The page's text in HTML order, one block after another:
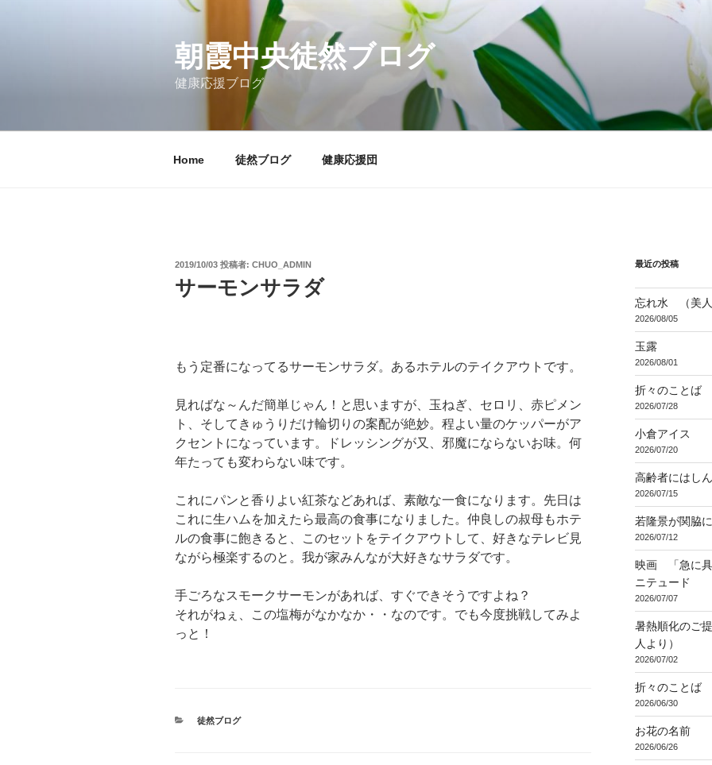
朝霞中央徒然ブログ
健康応援ブログ
Home 徒然ブログ 健康応援団
投
日:
2019/10/03 投稿者: CHUO_ADMIN
サーモンサラダ
もう定番になってるサーモンサラダ。あるホテルのテイクアウトです。
見ればな～んだ簡単じゃん！と思いますが、玉ねぎ、セロリ、赤ピメン
ト、そしてきゅうりだけ輪切りの案配が絶妙。程よい量のケッパーがア
クセントになっています。ドレッシングが又、邪魔にならないお味。何
年たっても変わらない味です。
これにパンと香りよい紅茶などあれば、素敵な一食になります。先日は
これに生ハムを加えたら最高の食事になりました。仲良しの叔母もホテ
ルの食事に飽きると、このセットをテイクアウトして、好きなテレビ見
ながら極楽するのと。我が家みんなが大好きなサラダです。
手ごろなスモークサーモンがあれば、すぐできそうですよね？
それがねぇ、この塩梅がなかなか・・なのです。でも今度挑戦してみよ
っと！
カ
徒然ブログ
最近の投稿
忘れ水 （美人
2026/08/05
玉露
2026/08/01
折々のことば
2026/07/28
小倉アイス
2026/07/20
高齢者にはし
2026/07/15
若隆景が関脇に
2026/07/12
映画 「急に具
ニテュード
2026/07/07
暑熱順化のご
人より）
2026/07/02
折々のことば
2026/06/30
お花の名前
2026/06/26